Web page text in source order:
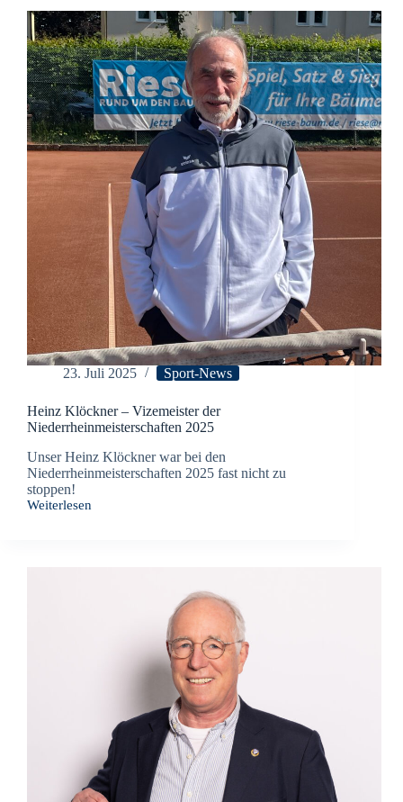
23. Juli 2025 Sport-News
Heinz Klöckner – Vizemeister der
Niederrheinmeisterschaften 2025
Unser Heinz Klöckner war bei den
Niederrheinmeisterschaften 2025 fast nicht zu
stoppen!
Weiterlesen
Heinz